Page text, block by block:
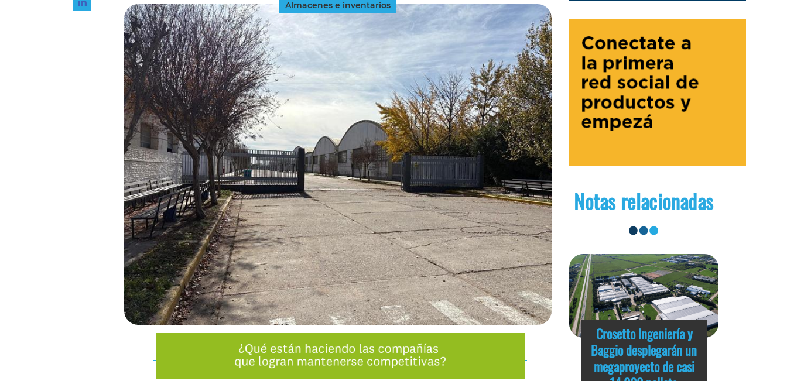
Almacenes e inventarios
Notas relacionadas
Crosetto Ingeniería y
Baggio desplegarán un
megaproyecto de casi